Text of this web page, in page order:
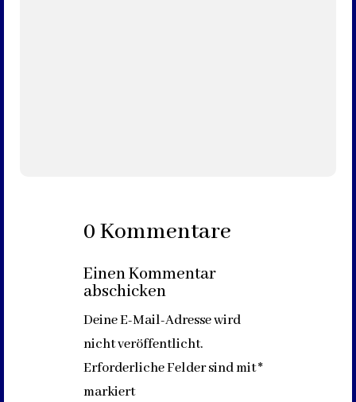
0 Kommentare
Einen Kommentar
abschicken
Deine E-Mail-Adresse wird
nicht veröffentlicht.
Erforderliche Felder sind mit*
markiert